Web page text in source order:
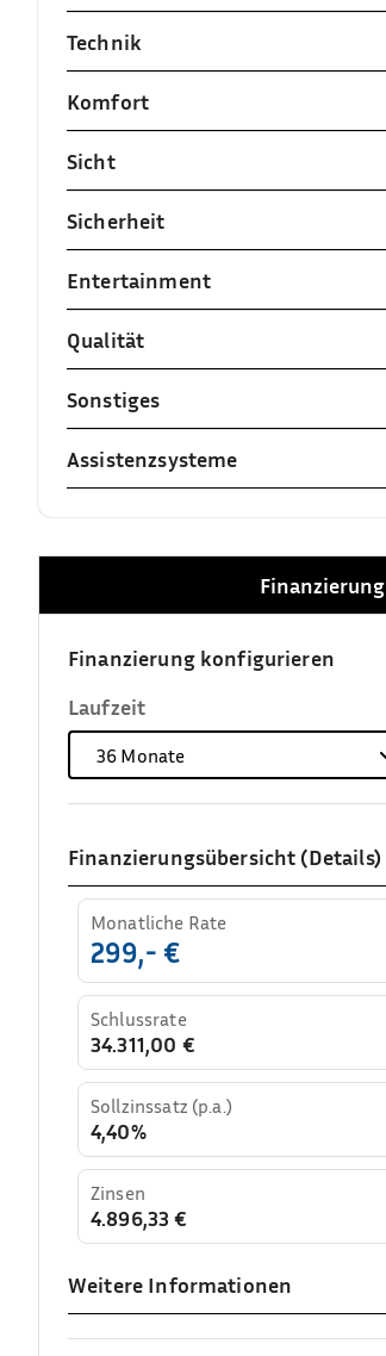
Technik
Komfort
Sicht
Sicherheit
Entertainment
Qualität
Sonstiges
Assistenzsysteme
Finanzierung
Finanzierung konfigurieren
Laufzeit
36 Monate
Finanzierungsübersicht (Details)
Monatliche Rate
299,- €
Schlussrate
34.311,00 €
Sollzinssatz (p.a.)
4,40%
Zinsen
4.896,33 €
Weitere Informationen